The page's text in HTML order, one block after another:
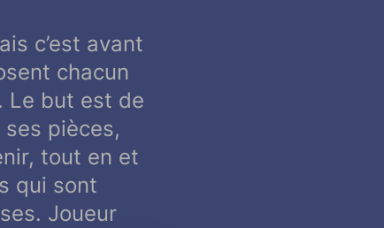
c’est avant
chacun
Le but est de
pièces,
tout en et
qui sont
Joueur